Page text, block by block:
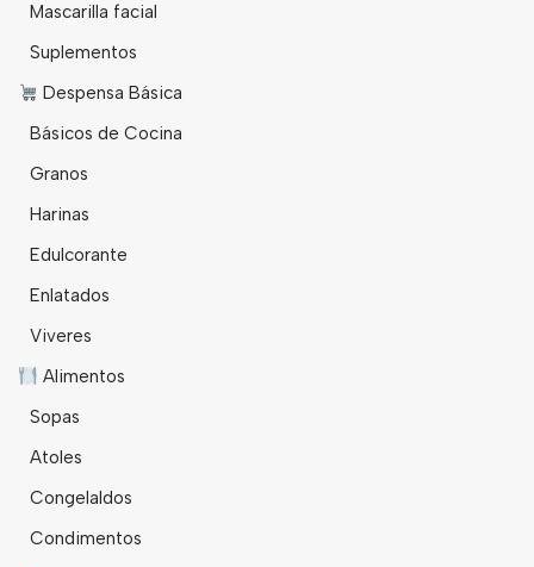
Mascarilla facial
Suplementos
Despensa Básica
Básicos de Cocina
Granos
Harinas
Edulcorante
Enlatados
Viveres
Alimentos
Sopas
Atoles
Congelaldos
Condimentos